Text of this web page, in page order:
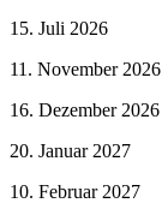
15. Juli 2026
11. November 2026
16. Dezember 2026
20. Januar 2027
10. Februar 2027